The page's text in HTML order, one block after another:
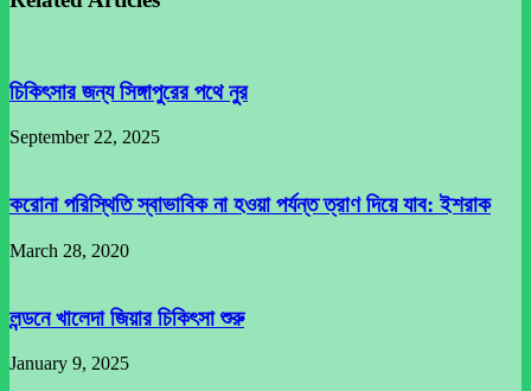
চিকিৎসার জন্য সিঙ্গাপুরের পথে ‍নুর
September 22, 2025
করোনা পরিস্থিতি স্বাভাবিক না হওয়া পর্যন্ত ত্রাণ দিয়ে যাব: ইশরাক
March 28, 2020
লন্ডনে খালেদা জিয়ার চিকিৎসা শুরু
January 9, 2025